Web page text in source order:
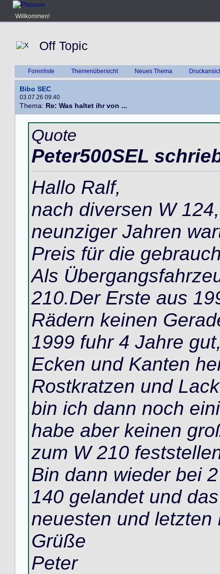
Willkommen!
Off Topic
Forenliste Themenübersicht Neues Thema
Bibo SEC
03.07.26 09:40
Thema: Re: Was haltet ihr von ...
Quote
Peter500SEL
Hallo Ralf,
nach diversen W
neunziger Jahren
Preis für die
Als
210.Der Erste aus
Rädern keinen
1999 fuhr 4 Jahre
Ecken und Kanten
Rostkratzen und
bin ich dann noch
habe aber keinen
zum W 210
Bin dann wieder bei
140 gelandet und
neuesten und
Grüße
Peter